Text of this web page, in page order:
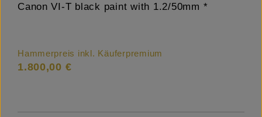
Canon VI-T black paint with 1.2/50mm *
Hammerpreis inkl. Käuferpremium
1.800,00 €